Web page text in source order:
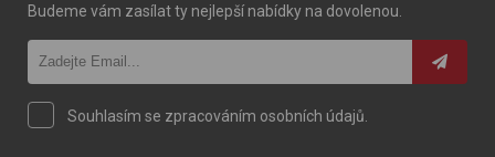
Budeme vám zasílat ty nejlepší nabídky na dovolenou.
Souhlasím se zpracováním osobních údajů.